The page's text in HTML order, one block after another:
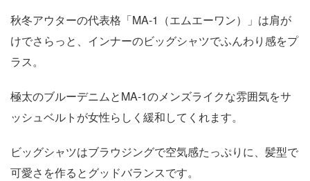
秋冬アウターの代表格「MA-1（エムエーワン）」は肩が
けでさらっと、インナーのビッグシャツでふんわり感をプ
ラス。
極太のブルーデニムとMA-1のメンズライクな雰囲気をサ
ッシュベルトが女性らしく緩和してくれます。
ビッグシャツはブラウジングで空気感たっぷりに、髪型で
可愛さを作るとグッドバランスです。